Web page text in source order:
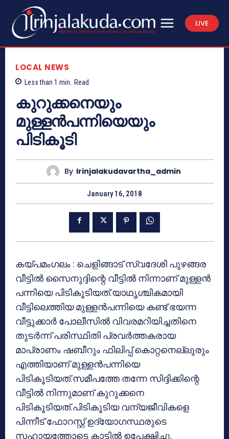
LIVE
LOCAL NEWS
Less than 1 min. Read
കുറുക്കനെയും
മുള്ളന്‍പന്നിയെയും
പിടികൂടി
By Irinjalakudavartha_admin
January 16, 2018
കയ്പമംഗലം : ചെളിങ്ങാട് സ്വദേശി പുഴങ്ങര
വീട്ടില്‍ സൈനുദ്ദിന്റെ വീട്ടില്‍ നിന്നാണ് മുള്ളന്‍
പന്നിയെ പിടികൂടിയത്.യാഥൃശ്ചികമായി
വീട്ടിലെത്തിയ മുള്ളന്‍പന്നിയെ കണ്ട് ഭയന്ന
വീട്ടുക്കാര്‍ പോലീസില്‍ വിവരമറിയിച്ചതിനെ
തുടര്‍ന്ന് പരിസ്ഥിതി പ്രവര്‍ത്തകരായ
മാപ്രാണം ഷബീറും ഫിലിപ്പ് കൊറ്റനെല്ലുരും
എത്തിയാണ് മുള്ളന്‍പന്നിയെ
പിടികൂടിയത്.സമീപത്തേ തന്നേ സിദ്ദിക്കിന്റെ
വീട്ടില്‍ നിന്നുമാണ് കുറുക്കനെ
പിടികൂടിയത്.പിടികൂടിയ വന്യജീവികളെ
പിന്നീട് ഫോറസ്റ്റ് ഉദ്യോഗസ്ഥരുടെ
സഹായത്തോടെ കാട്ടില്‍ ഉപേക്ഷിച്ചു.